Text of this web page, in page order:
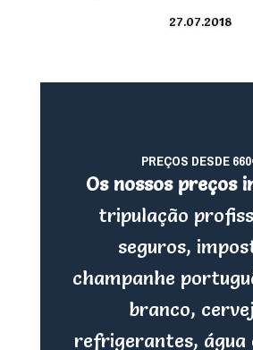
27.07.2018
PREÇOS DESDE
Os nossos preços
tripulação
seguros,
champanhe
branco,
refrigerantes, água